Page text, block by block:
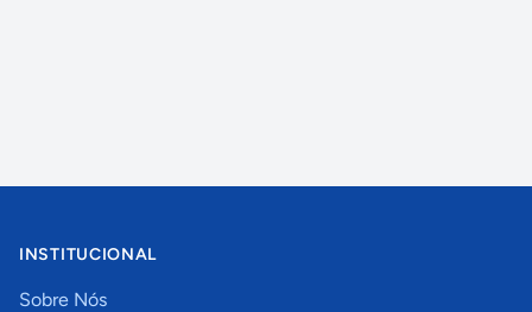
INSTITUCIONAL
Sobre Nós